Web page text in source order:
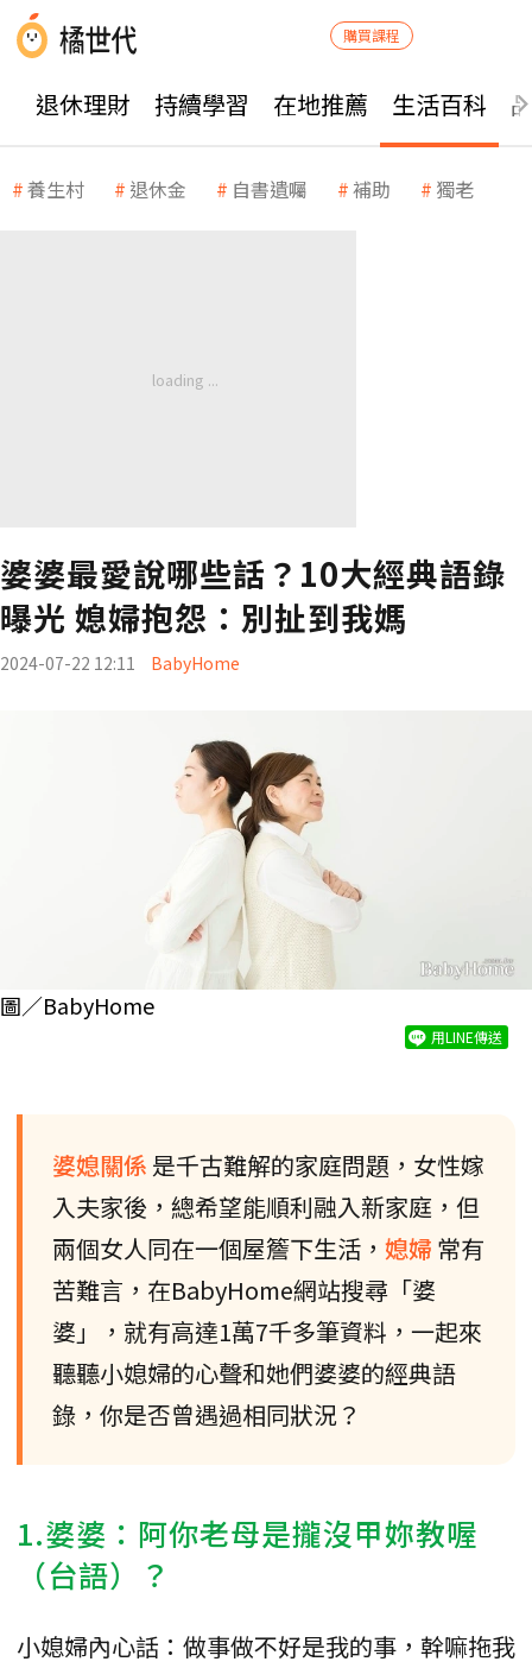
購買課程
退休理財 持續學習 在地推薦 生活百科
養生村 退休金 自書遺囑 補助 獨老
婆婆最愛說哪些話？10大經典語錄
曝光 媳婦抱怨：別扯到我媽
2024-07-22 12:11 BabyHome
圖／BabyHome
用LINE傳送
婆媳關係 是千古難解的家庭問題，女性嫁
入夫家後，總希望能順利融入新家庭，但
兩個女人同在一個屋簷下生活， 媳婦 常有
苦難言，在BabyHome網站搜尋「婆
婆」，就有高達1萬7千多筆資料，一起來
聽聽小媳婦的心聲和她們婆婆的經典語
錄，你是否曾遇過相同狀況？
1.婆婆：阿你老母是攏沒甲妳教喔
（台語）？
小媳婦內心話：做事做不好是我的事，幹嘛拖我